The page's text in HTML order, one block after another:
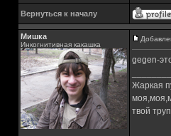
Вернуться к началу
Мишка
Инкогнитивная какашка
gegen-
Жаркая
твой